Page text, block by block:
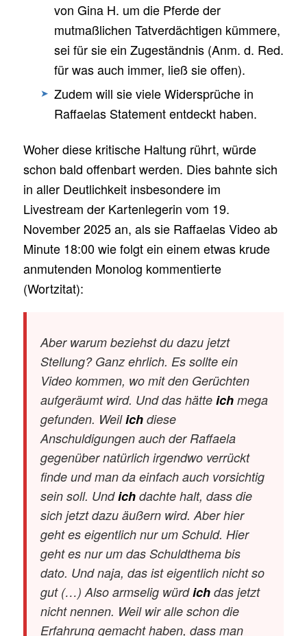
von Gina H. um die Pferde der
mutmaßlichen Tatverdächtigen kümmere,
sei für sie ein Zugeständnis (Anm. d. Red.
für was auch immer, ließ sie offen).
Zudem will sie viele Widersprüche in
Raffaelas Statement entdeckt haben.
Woher diese kritische Haltung rührt, würde
schon bald offenbart werden. Dies bahnte sich
in aller Deutlichkeit insbesondere im
Livestream der Kartenlegerin vom 19.
November 2025 an, als sie Raffaelas Video ab
Minute 18:00 wie folgt ein einem etwas krude
anmutenden Monolog kommentierte
(Wortzitat):
Aber warum beziehst du dazu jetzt
Stellung? Ganz ehrlich. Es sollte ein
Video kommen, wo mit den Gerüchten
aufgeräumt wird. Und das hätte ichmega
gefunden. Weilichdiese
Anschuldigungen auch der Raffaela
gegenüber natürlich irgendwo verrückt
finde und man da einfach auch vorsichtig
sein soll. Undichdachte halt, dass die
sich jetzt dazu äußern wird. Aber hier
geht es eigentlich nur um Schuld. Hier
geht es nur um das Schuldthema bis
dato. Und naja, das ist eigentlich nicht so
gut (…) Also armselig würdichdas jetzt
nicht nennen. Weil wir alle schon die
Erfahrung gemacht haben, dass man